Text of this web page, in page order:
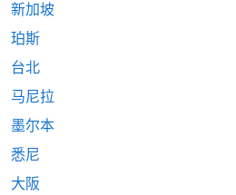
新加坡
珀斯
台北
马尼拉
墨尔本
悉尼
大阪